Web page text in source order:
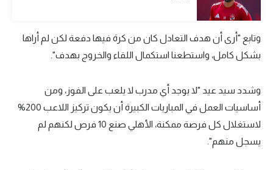
أقسام خاصة
Gamers
ميركاتو
تحقيق في الجول
تقرير في الجول
تحليل في الجول
وتابع "أرى أن هدف التعادل كان من كرة فيها دفعة لكن لم أراها
بشكل كامل، واستطعنا استكمال اللقاء والخروج بهدف".
وشدد سيد عيد "لا يوجد أي مدرب لا يلعب على الفوز، ومن
أساسيات العمل في المباريات الكبيرة أن يكون تركيز اللاعب 200%
لاستغلال كل فرصة ممكنة، الأهلي صنع 10 فرص لكنهم لم
يسجل منهم".